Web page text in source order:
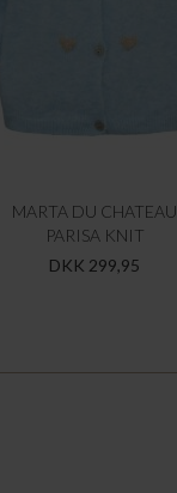
MARTA DU CHATEAU
PARISA KNIT
DKK 299,95